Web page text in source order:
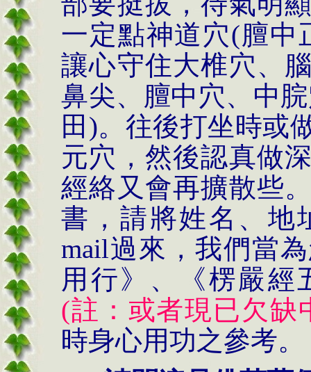
一定點神道穴(膻中
讓心守住大椎穴、
鼻尖、膻中穴、中
田 )。往後打坐時或
元穴，然後認真做
經絡又會再擴散些
書，請將姓名、地
mail過來，我們當
用行》、《楞嚴經
(註：或者現已欠缺
時身心用功之參考。